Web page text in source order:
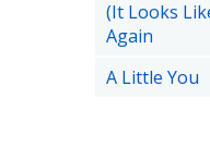
(It Looks
Again
A Little You